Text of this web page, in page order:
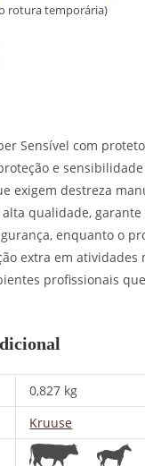
rotura temporária)
Sensível com
e
exigem destreza
qualidade, garante
enquanto o
extra em atividades
profissionais
0,827 kg
Kruuse